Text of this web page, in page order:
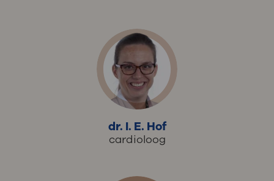
dr. I. E. Hof
cardioloog